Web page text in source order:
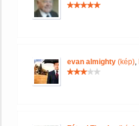
evan almighty (kép),